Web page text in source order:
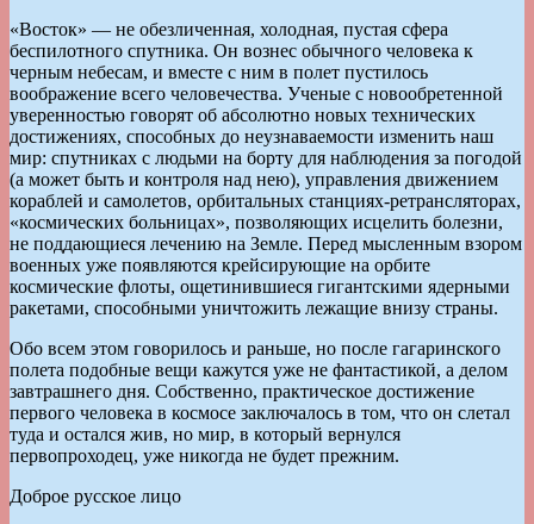
«Восток» — не обезличенная, холодная, пустая сфера
беспилотного спутника. Он вознес обычного человека к
черным небесам, и вместе с ним в полет пустилось
воображение всего человечества. Ученые с новообретенной
уверенностью говорят об абсолютно новых технических
достижениях, способных до неузнаваемости изменить наш
мир: спутниках с людьми на борту для наблюдения за погодой
(а может быть и контроля над нею), управления движением
кораблей и самолетов, орбитальных станциях-ретрансляторах,
«космических больницах», позволяющих исцелить болезни,
не поддающиеся лечению на Земле. Перед мысленным взором
военных уже появляются крейсирующие на орбите
космические флоты, ощетинившиеся гигантскими ядерными
ракетами, способными уничтожить лежащие внизу страны.
Обо всем этом говорилось и раньше, но после гагаринского
полета подобные вещи кажутся уже не фантастикой, а делом
завтрашнего дня. Собственно, практическое достижение
первого человека в космосе заключалось в том, что он слетал
туда и остался жив, но мир, в который вернулся
первопроходец, уже никогда не будет прежним.
Доброе русское лицо